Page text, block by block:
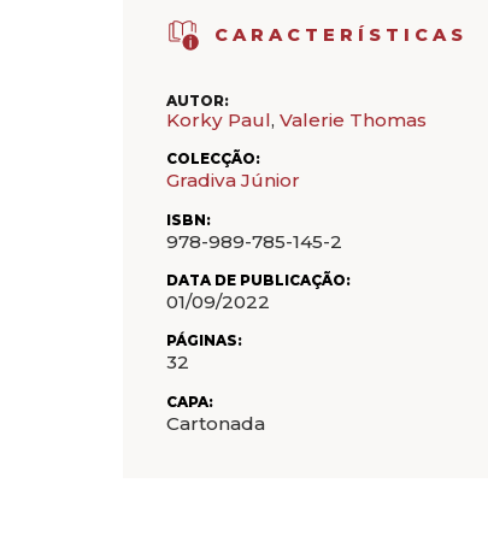
CARACTERÍSTICAS
AUTOR:
Korky Paul, Valerie Thomas
COLECÇÃO:
Gradiva Júnior
ISBN:
978-989-785-145-2
DATA DE PUBLICAÇÃO:
01/09/2022
PÁGINAS:
32
CAPA:
Cartonada